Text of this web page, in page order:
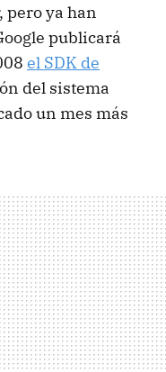
pero ya han
publicará
el SDK de
del sistema
un mes más